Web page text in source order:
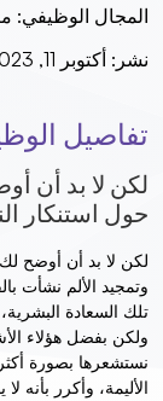
المجال الوظيفي:
نشر: أكتوبر 11, 2023
تفاصيل
لكن لا بد أن
حول استنكار
لكن لا بد أن أوضح
وتمجيد الألم نشأت
تلك السعادة
ولكن بفضل هؤلاء
نستشعرها بصورة
الأليمة، وأكرر بأنه